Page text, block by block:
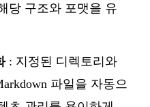
당 구조와 포맷을 유
: 지정된 디렉토리와
파일을 자동으